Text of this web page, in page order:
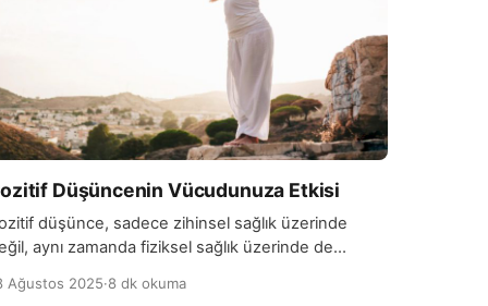
Düşüncenin Vücudunuza Etkisi
düşünce, sadece zihinsel sağlık üzerinde
aynı zamanda fiziksel sağlık üzerinde de
stres hormonlarını azaltarak vücudun
Ağustos 2025·8 dk okuma